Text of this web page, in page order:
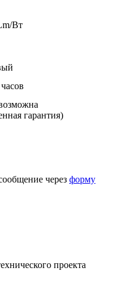
Вт
гарантия)
через форму
проекта